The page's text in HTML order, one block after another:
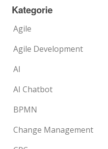
Kategorie
Agile
Agile Development
AI
AI Chatbot
BPMN
Change Management